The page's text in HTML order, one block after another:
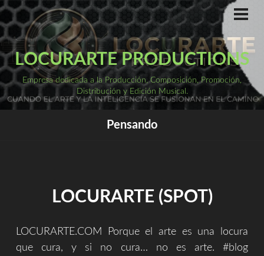
Saltar
al
contenido
LOCURARTE PRODUCTIONS
Empresa dedicada a la Producción, Composición, Promoción,
Distribución y Edición Musical.
Pensando
LOCURARTE (SPOT)
LOCURARTE.COM Porque el arte es una locura
que cura, y si no cura… no es arte. #blog